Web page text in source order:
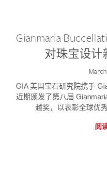
Gianmaria
对珠宝设计
GIA 美国宝石研究院携手
近期颁发了第八届
越奖，以表彰全球优
阅